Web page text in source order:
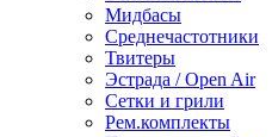
Мидбасы
Среднечастотники
Твитеры
Эстрада / Open Air
Сетки и грили
Рем.комплекты